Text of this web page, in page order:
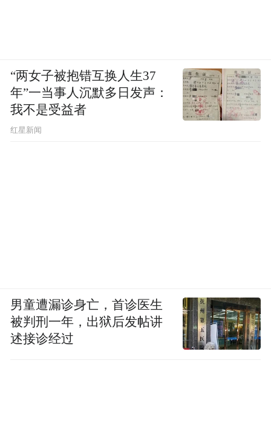
“两女子被抱错互换人生37
年”一当事人沉默多日发声：
我不是受益者
红星新闻
男童遭漏诊身亡，首诊医生
被判刑一年，出狱后发帖讲
述接诊经过